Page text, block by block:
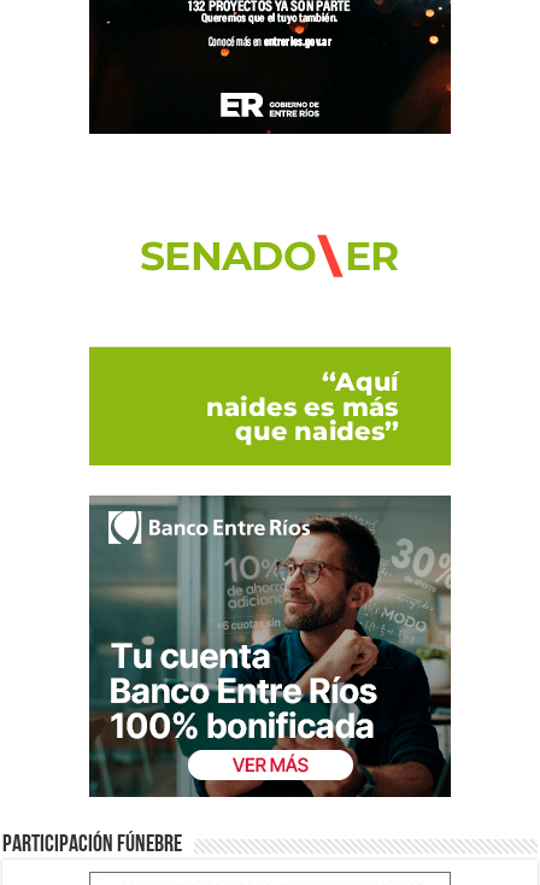
Participación fúnebre